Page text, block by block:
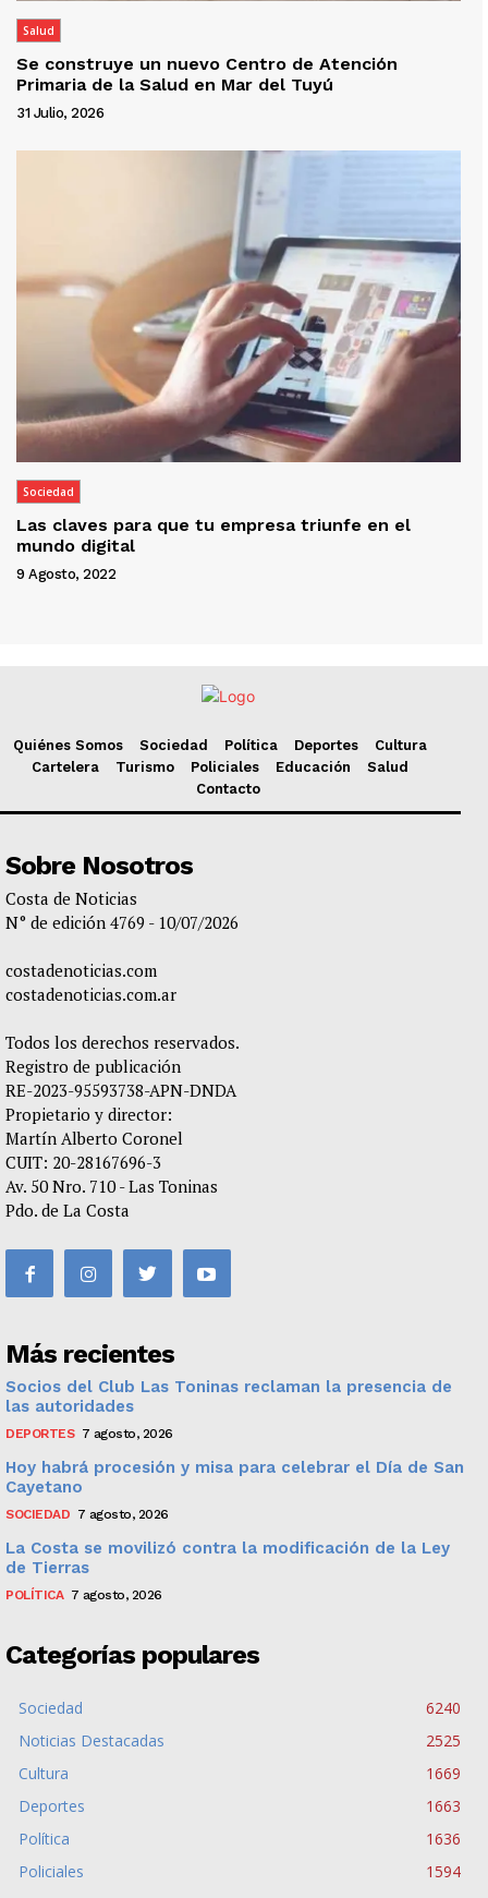
Salud
Se construye un nuevo Centro de Atención
Primaria de la Salud en Mar del Tuyú
31 Julio, 2026
Sociedad
Las claves para que tu empresa triunfe en el
mundo digital
9 Agosto, 2022
Quiénes Somos Sociedad Política Deportes
Cultura
Cartelera
Turismo Policiales Educación
Salud
Contacto
Sobre Nosotros
Costa de Noticias
N° de edición 4769 - 10/07/2026
costadenoticias.com
costadenoticias.com.ar
Todos los derechos reservados.
Registro de publicación
RE-2023-95593738-APN-DNDA
Propietario y director:
Martín Alberto Coronel
CUIT: 20-28167696-3
Av. 50 Nro. 710 - Las Toninas
Pdo. de La Costa
Más recientes
Socios del Club Las Toninas reclaman la presencia de
las autoridades
DEPORTES 7 agosto, 2026
Hoy habrá procesión y misa para celebrar el Día de San
Cayetano
SOCIEDAD 7 agosto, 2026
La Costa se movilizó contra la modificación de la Ley
de Tierras
POLÍTICA 7 agosto, 2026
Categorías populares
Sociedad
6240
Noticias Destacadas
2525
Cultura
1669
Deportes
1663
Política
1636
Policiales
1594